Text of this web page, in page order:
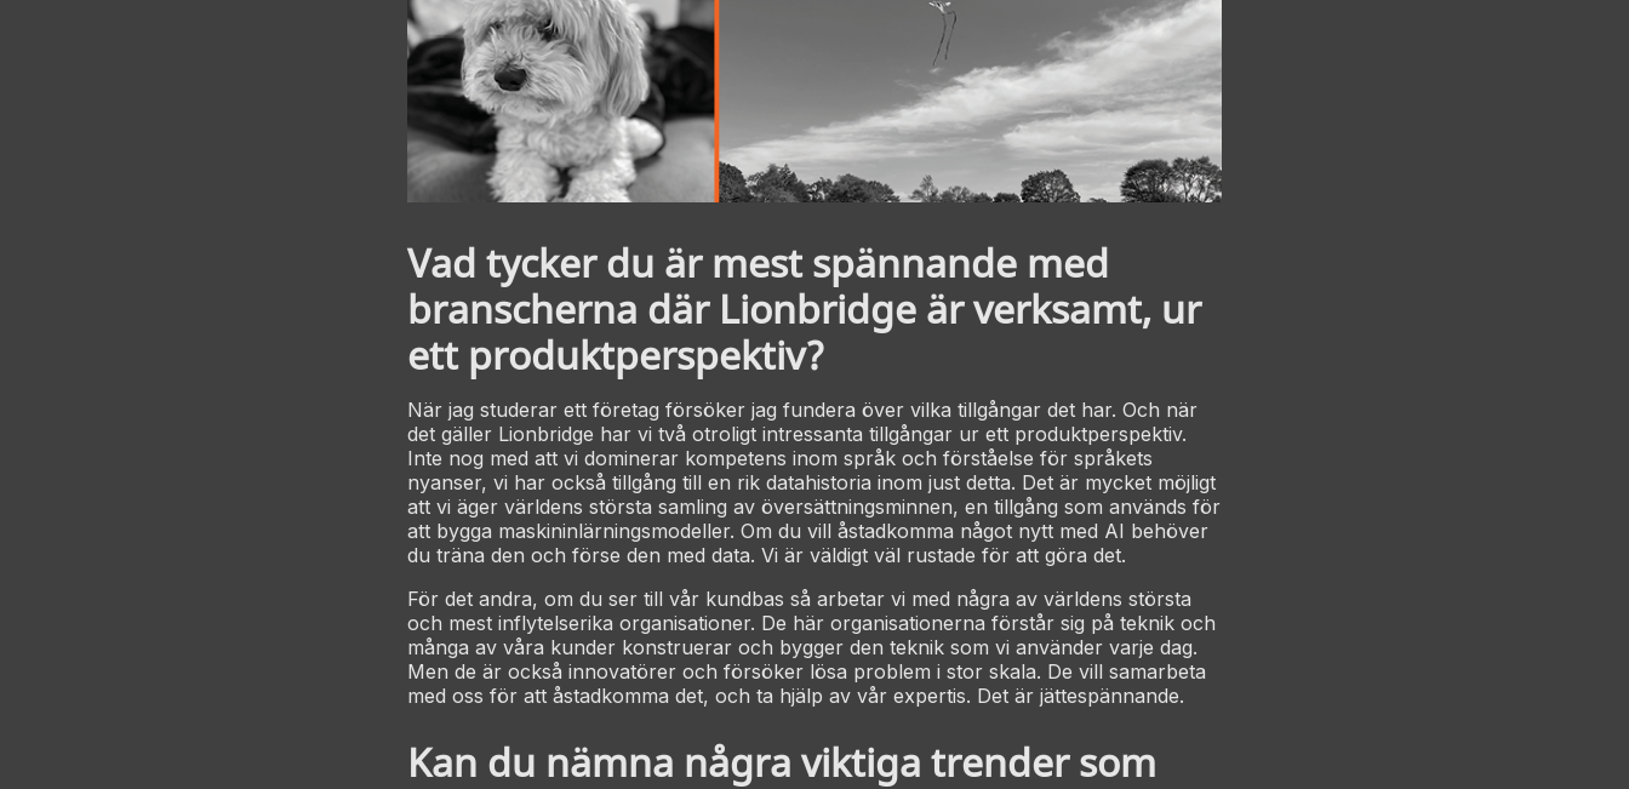
Vad tycker du är mest spännande med
branscherna där Lionbridge är verksamt, ur
ett produktperspektiv?
När jag studerar ett företag försöker jag fundera över vilka tillgångar det har. Och när
det gäller Lionbridge har vi två otroligt intressanta tillgångar ur ett produktperspektiv.
Inte nog med att vi dominerar kompetens inom språk och förståelse för språkets
nyanser, vi har också tillgång till en rik datahistoria inom just detta. Det är mycket möjligt
att vi äger världens största samling av översättningsminnen, en tillgång som används för
att bygga maskininlärningsmodeller. Om du vill åstadkomma något nytt med AI behöver
du träna den och förse den med data. Vi är väldigt väl rustade för att göra det.
För det andra, om du ser till vår kundbas så arbetar vi med några av världens största
och mest inflytelserika organisationer. De här organisationerna förstår sig på teknik och
många av våra kunder konstruerar och bygger den teknik som vi använder varje dag.
Men de är också innovatörer och försöker lösa problem i stor skala. De vill samarbeta
med oss för att åstadkomma det, och ta hjälp av vår expertis. Det är jättespännande.
Kan du nämna några viktiga trender som